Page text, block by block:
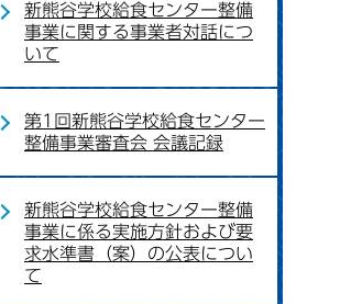
新熊谷学校給食センター整備
事業に関する事業者対話につ
いて
第1回新熊谷学校給食センター
整備事業審査会 会議記録
新熊谷学校給食センター整備
事業に係る実施方針および要
求水準書（案）の公表につい
て